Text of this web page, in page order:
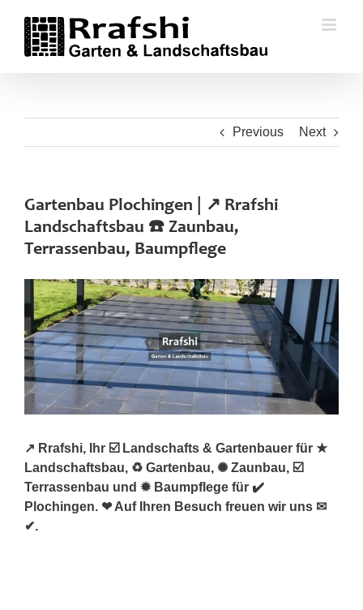
content
Previous Next
Gartenbau Plochingen | ↗️ Rrafshi
Landschaftsbau ☎️ Zaunbau,
Terrassenbau, Baumpflege
↗️ Rrafshi, Ihr ☑️ Landschafts & Gartenbauer für ★
Landschaftsbau, ♻ Gartenbau, ✺ Zaunbau, ☑️
Terrassenbau und ✹ Baumpflege für ✔️
Plochingen. ❤ Auf Ihren Besuch freuen wir uns ✉
✔.